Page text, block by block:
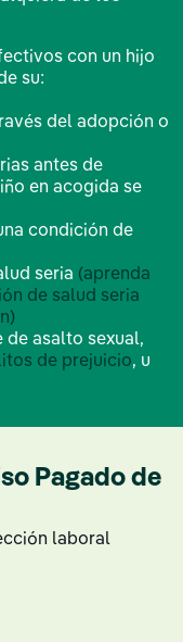
con un hijo
su:
del adopción o
antes de
en acogida se
condición de
seria (aprenda
de salud seria
de asalto sexual,
de prejuicio, u
Pagado de
laboral